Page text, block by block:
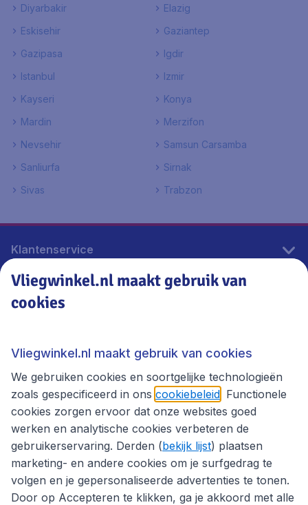
Diyarbakir
Elazig
Eskisehir
Gaziantep
Gazipasa
Igdir
Istanbul
Izmir
Kayseri
Konya
Mardin
Merzifon
Nevsehir
Samsun Carsamba
Sanliurfa
Sirnak
Sivas
Trabzon
Klantenservice
Vliegwinkel.nl
Thema's
Vliegwinkel.nl maakt gebruik van
cookies
Vliegwinkel.nl maakt gebruik van cookies
We gebruiken cookies en soortgelijke technologieën
zoals gespecificeerd in ons cookiebeleid . Functionele
cookies zorgen ervoor dat onze websites goed
werken en analytische cookies verbeteren de
gebruikerservaring. Derden (bekijk lijst) plaatsen
marketing- en andere cookies om je surfgedrag te
volgen en je gepersonaliseerde advertenties te tonen.
Door op Accepteren te klikken, ga je akkoord met alle